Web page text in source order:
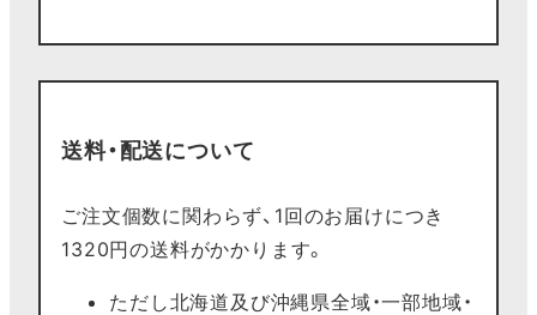
送料・配送について
ご注文個数に関わらず、1回のお届けにつき
1320円の送料がかかります。
ただし北海道及び沖縄県全域・一部地域・